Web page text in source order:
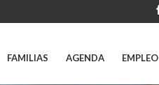
FAMILIAS AGENDA EMPLEO